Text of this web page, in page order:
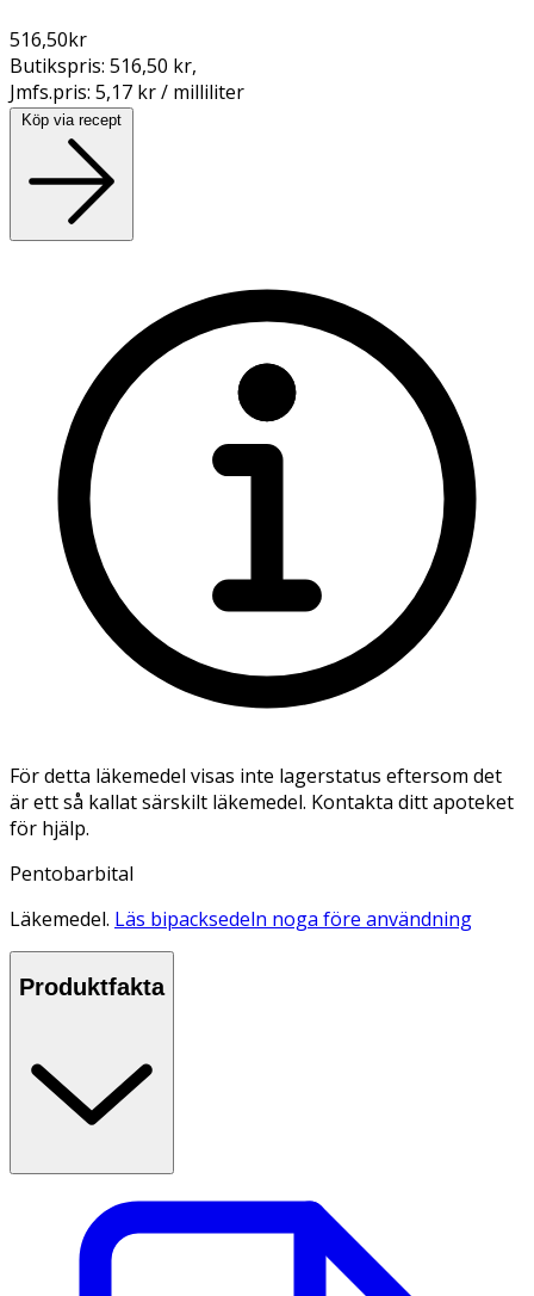
516,50kr
Butikspris: 516,50 kr,
Jmfs.pris: 5,17 kr / milliliter
Köp via recept
För detta läkemedel visas inte lagerstatus eftersom det
är ett så kallat särskilt läkemedel. Kontakta ditt apoteket
för hjälp.
Pentobarbital
Läkemedel. Läs bipacksedeln noga före användning
Produktfakta